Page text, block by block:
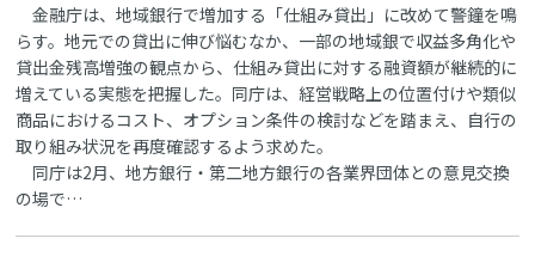
金融庁は、地域銀行で増加する「仕組み貸出」に改めて警鐘を鳴
らす。地元での貸出に伸び悩むなか、一部の地域銀で収益多角化や
貸出金残高増強の観点から、仕組み貸出に対する融資額が継続的に
増えている実態を把握した。同庁は、経営戦略上の位置付けや類似
商品におけるコスト、オプション条件の検討などを踏まえ、自行の
取り組み状況を再度確認するよう求めた。
同庁は2月、地方銀行・第二地方銀行の各業界団体との意見交換
の場で…